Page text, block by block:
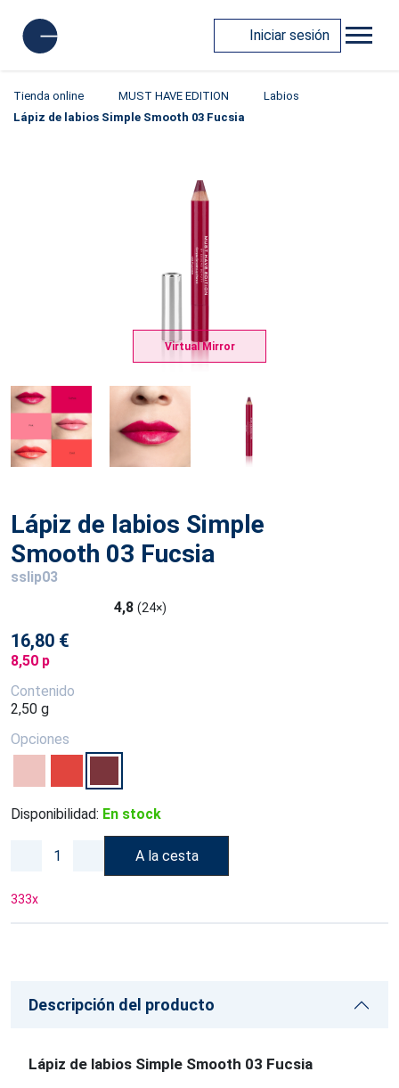
Iniciar sesión
Tienda online MUST HAVE EDITION
Labios
Lápiz de labios Simple Smooth 03 Fucsia
Virtual Mirror
Lápiz de labios Simple
Smooth 03 Fucsia
sslip03
4,8 (24×)
16,80 €
8,50 p
Contenido
2,50 g
Opciones
Disponibilidad: En stock
A la cesta
333x
Descripción del producto
Lápiz de labios Simple Smooth 03 Fucsia